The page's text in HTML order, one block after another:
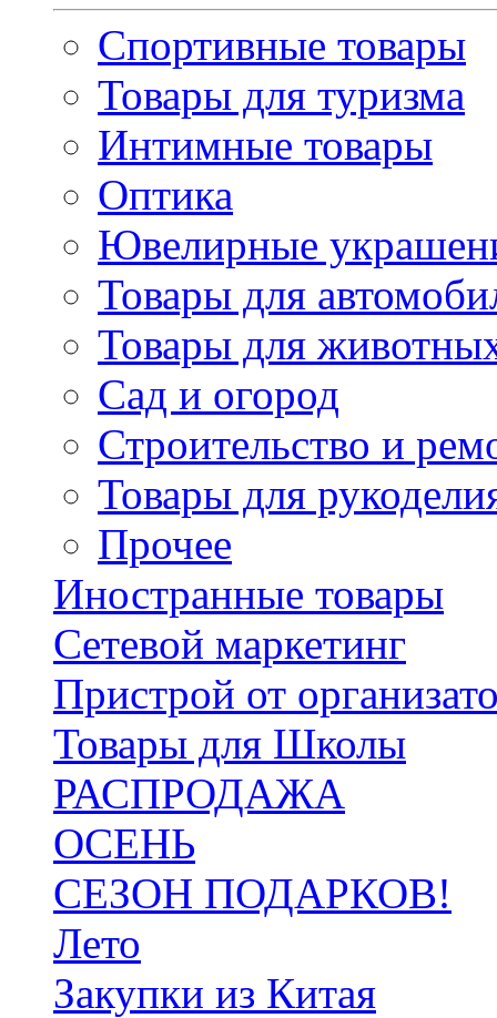
Спортивные товары
Товары для туризма
Интимные товары
Оптика
Ювелирные
Товары для
Товары для
Сад и огород
Строительство и
Товары для
Прочее
Иностранные товары
Сетевой маркетинг
Пристрой от
Товары для Школы
РАСПРОДАЖА
ОСЕНЬ
СЕЗОН ПОДАРКОВ!
Лето
Закупки из Китая